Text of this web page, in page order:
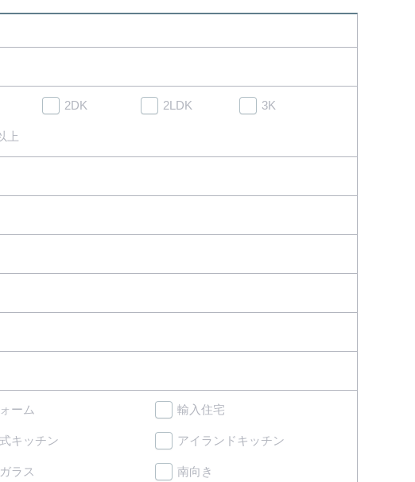
2DK 2LDK 3K
上
ーム 輸入住宅
キッチン アイランドキッチン
ラス 南向き